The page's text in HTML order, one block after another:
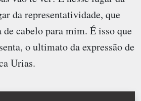
da representatividade, que
de cabelo para mim. É isso que
o ultimato da expressão de
Urias.